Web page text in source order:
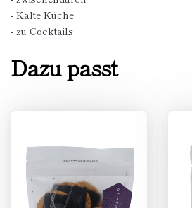
- Kalte Küche
- zu Cocktails
Dazu passt